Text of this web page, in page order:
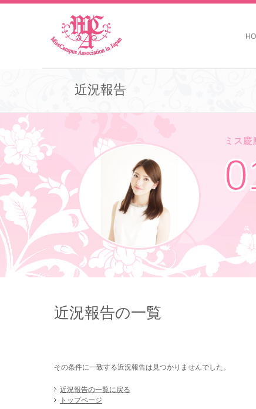
近況報告
ミス
近況報告の一覧
その条件に一致する近況報告は見つかりませんでした。
近況報告の一覧に戻る
トップページ